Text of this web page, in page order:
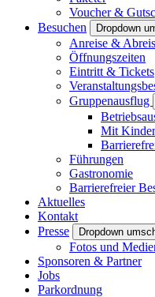
Voucher &
Besuchen
Dropdown
Anreise &
Öffnungszeiten
Eintritt & Tickets
Gruppenausflug
Mit
Führungen
Gastronomie
Barrierefreier
Aktuelles
Kontakt
Presse
Dropdown
Fotos und
Sponsoren & Partner
Jobs
Parkordnung